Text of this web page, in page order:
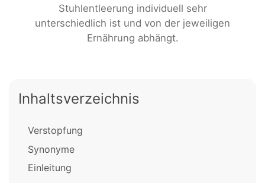
Stuhlentleerung individuell sehr
unterschiedlich ist und von der jeweiligen
Ernährung abhängt.
Inhaltsverzeichnis
Verstopfung
Synonyme
Einleitung